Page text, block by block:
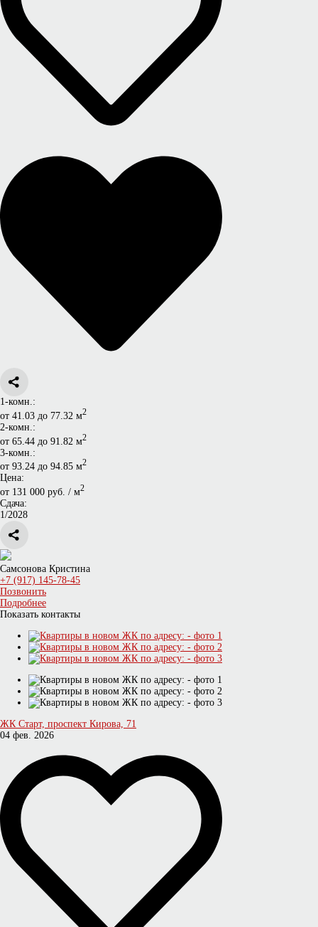
1-комн.:
от 41.03 до 77.32 м2
2-комн.:
от 65.44 до 91.82 м2
3-комн.:
от 93.24 до 94.85 м2
Цена:
от 131 000 руб. / м2
Сдача:
1/2028
Самсонова Кристина
+7 (917) 145-78-45
Позвонить
Подробнее
Показать контакты
ЖК Старт, проспект Кирова, 71
04 фев. 2026